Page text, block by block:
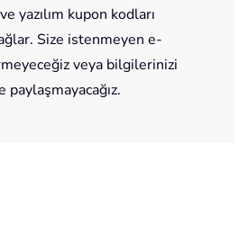
yazılım kupon kodları
Size istenmeyen e-
veya bilgilerinizi